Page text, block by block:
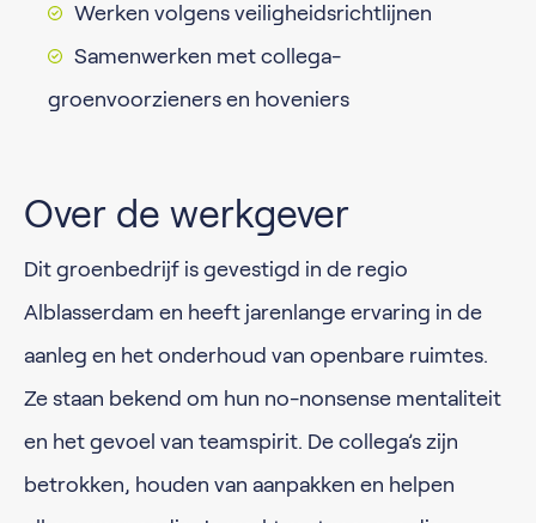
Werken volgens veiligheidsrichtlijnen
Samenwerken met collega-
groenvoorzieners en hoveniers
Over de werkgever
Dit groenbedrijf is gevestigd in de regio
Alblasserdam en heeft jarenlange ervaring in de
aanleg en het onderhoud van openbare ruimtes.
Ze staan bekend om hun no-nonsense mentaliteit
en het gevoel van teamspirit. De collega’s zijn
betrokken, houden van aanpakken en helpen